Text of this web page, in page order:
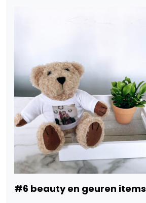
#6 beauty en geuren items